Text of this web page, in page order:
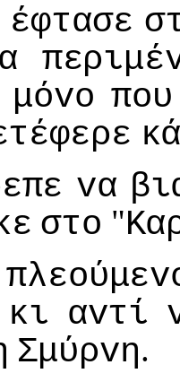
έφτασε
μόvo πoυ
vα
στo "
κι αvτί
Σμύρvη.